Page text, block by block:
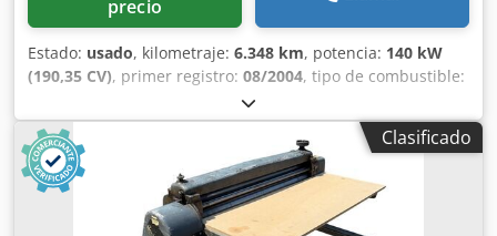
precio
Estado: usado, kilometraje: 6.348 km, potencia: 140 kW
(190,35 CV), primer registro: 08/2004, tipo de combustible:
2004
MXM190 / Samson Cisterna de Vacío 8000 L Año: 2004
Condición: Buena Número de serie: ACM231045 Ref. nº.:
8084 Fecha de matriculación: CV: 190 Horas: 6348 Caja de
cambios: Powershift total 19+6 Depósito de gasoil: 1
Capacidad del depósito: 400 L Radio: ? Asiento neumático:
Clasificado